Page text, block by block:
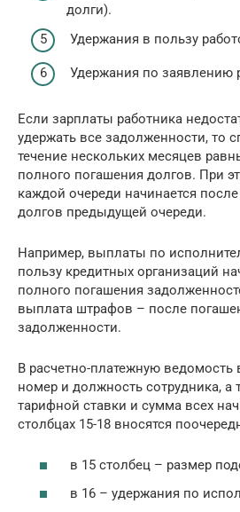
долги).
Удержания в пользу
Удержания по заявлению
Если зарплаты работника
удержать все задолженности, то
течение нескольких месяцев
полного погашения долгов. При
каждой очереди начинается
долгов предыдущей очереди.
Например, выплаты по
пользу кредитных организаций
полного погашения
выплата штрафов – после
задолженности.
В расчетно-платежную ведомость
номер и должность сотрудника, а
тарифной ставки и сумма всех
столбцах 15-18 вносятся
в 15 столбец – размер
в 16 – удержания по